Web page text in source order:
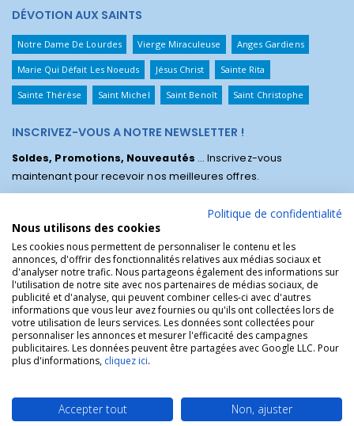
DÉVOTION AUX SAINTS
Notre Dame De Lourdes Vierge Miraculeuse Anges Gardiens
Marie Qui Défait Les Noeuds Jésus Christ Sainte Rita
Sainte Thérèse Saint Michel Saint Benoît Saint Christophe
INSCRIVEZ-VOUS A NOTRE NEWSLETTER !
Soldes, Promotions, Nouveautés ... Inscrivez-vous
maintenant pour recevoir nos meilleures offres.
La Boutique des Chrétiens © | La boutique religieuse chrétienne de
référence !.
Politique de confidentialité
Nous utilisons des cookies
Les cookies nous permettent de personnaliser le contenu et les
annonces, d'offrir des fonctionnalités relatives aux médias sociaux et
d'analyser notre trafic. Nous partageons également des informations sur
l'utilisation de notre site avec nos partenaires de médias sociaux, de
publicité et d'analyse, qui peuvent combiner celles-ci avec d'autres
informations que vous leur avez fournies ou qu'ils ont collectées lors de
votre utilisation de leurs services. Les données sont collectées pour
personnaliser les annonces et mesurer l'efficacité des campagnes
publicitaires. Les données peuvent être partagées avec Google LLC. Pour
plus d'informations, cliquez ici.
Accepter tout Non, ajuster